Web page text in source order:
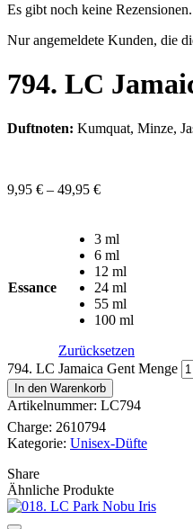
Es gibt noch keine Rezensionen.
Nur angemeldete Kunden, die
794. LC
Duftnoten: Kumquat, Minze,
9,95 € – 49,95 €
Essance
3 ml
6 ml
12 ml
24 ml
55 ml
100 ml
Zurücksetzen
794. LC Jamaica Gent Menge
In den Warenkorb
Artikelnummer: LC794
Charge: 2610794
Kategorie: Unisex-Düfte
Share
Ähnliche Produkte